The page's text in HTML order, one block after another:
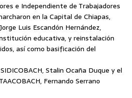
e Independiente de Trabajadores
en la Capital de Chiapas,
Luis Escandón Hernández,
educativa, y reinstalación
así como basificación del
Stalin Ocaña Duque y el
Fernando Serrano